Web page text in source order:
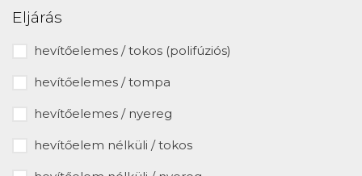
Eljárás
hevítőelemes / tokos (polifúziós)
hevítőelemes / tompa
hevítőelemes / nyereg
hevítőelem nélküli / tokos